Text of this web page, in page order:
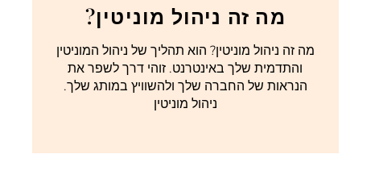
מה זה ניהול מוניטין?
מה זה ניהול מוניטין? הוא תהליך של ניהול המוניטין
והתדמית שלך באינטרנט. זוהי דרך לשפר את
הנראות של החברה שלך ולהשוויץ במותג שלך.
ניהול מוניטין